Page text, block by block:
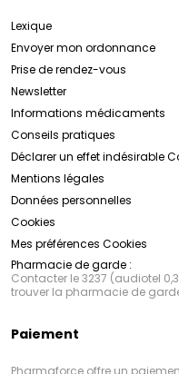
Lexique
Envoyer mon ordonnance
Prise de rendez-vous
Newsletter
Informations médicaments
Conseils pratiques
Déclarer un effet indésirable
Mentions légales
Données personnelles
Cookies
Mes préférences Cookies
Pharmacie de garde :
Contacter le 3237 (audiotel
trouver la pharmacie de
Paiement